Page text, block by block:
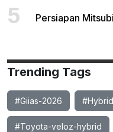
5 Persiapan
Trending Tags
#Giias-2026 #Hybrid
#Toyota-veloz-hybrid